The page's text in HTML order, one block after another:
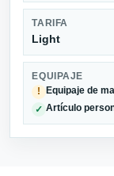
TARIFA
Light
EQUIPAJE
!
Equipaje de
✓ Artículo